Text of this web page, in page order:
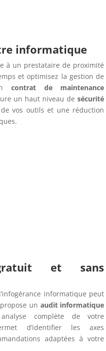
informatique
à un prestataire de proximité
et optimisez la gestion de
contrat de maintenance
un haut niveau desécurité
vos outils et une réduction
et sans
informatique peut
un audit informatique
complète de votre
d’identifier les axes
adaptées à votre